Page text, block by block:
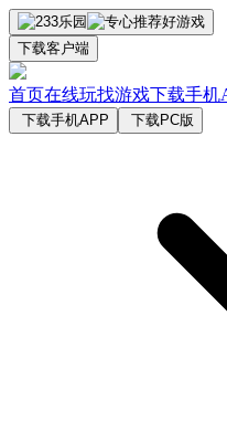
下载客户端
首页在线玩找游戏下载手机
下载手机APP 下载PC版